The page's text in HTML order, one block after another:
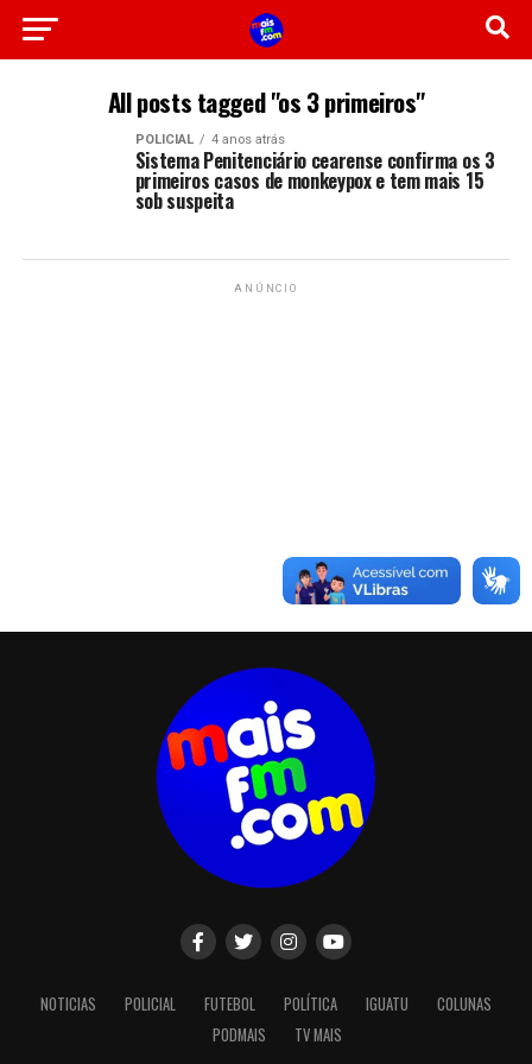
All posts tagged "os 3 primeiros"
POLICIAL 4 anos atrás
Sistema Penitenciário cearense confirma os 3
primeiros casos de monkeypox e tem mais 15
sob suspeita
ANÚNCIO
NOTICIAS POLICIAL FUTEBOL POLÍTICA IGUATU
COLUNAS
PODMAIS
TV MAIS